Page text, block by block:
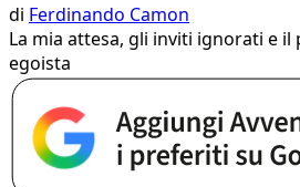
di Ferdinando Camon
La mia attesa, gli inviti ignorati e il
egoista